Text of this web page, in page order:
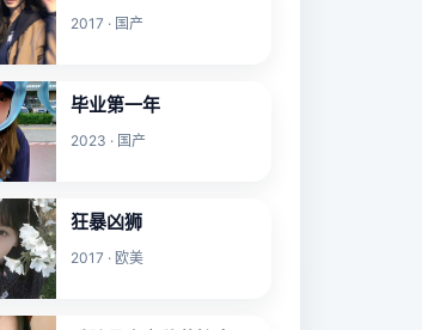
2017 · 国产
毕业第一年
2023 · 国产
狂暴凶狮
2017 · 欧美